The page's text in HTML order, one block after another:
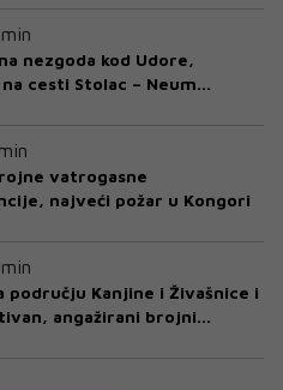
nezgoda kod Udore,
cesti Stolac – Neum
vatrogasne
najveći požar u Kongori
području Kanjine i Živašnice i
angažirani brojni